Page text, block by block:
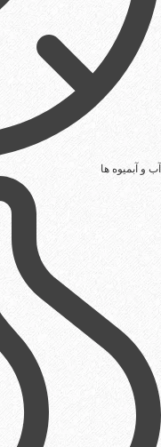
آب و آبمیوه ها